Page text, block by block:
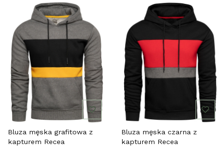
Bluza męska grafitowa z
kapturem Recea
Bluza męska czarna z
kapturem Recea